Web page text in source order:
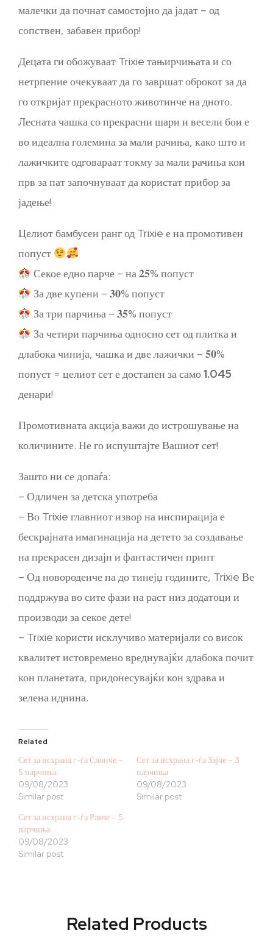
малечки да почнат самостојно да јадат – од
сопствен, забавен прибор!
Децата ги обожуваат Trixie тањирчињата и со
нетрпение очекуваат да го завршат оброкот за да
го откријат прекрасното животинче на дното.
Лесната чашка со прекрасни шари и весели бои е
во идеална големина за мали рачиња, како што и
лажичките одговараат токму за мали рачиња кои
прв за пат започнуваат да користат прибор за
јадење!
Целиот бамбусен ранг од Trixie е на промотивен
попуст
Секое едно парче – на 𝟐𝟓% попуст
За две купени – 𝟑𝟎% попуст
За три парчиња – 𝟑𝟓% попуст
За четири парчиња односно сет од плитка и
длабока чинија, чашка и две лажички – 𝟓𝟎%
попуст = целиот сет е достапен за само1.045
денари!
Промотивната акција важи до истрошување на
количините. Не го испуштајте Вашиот сет!
Зашто ни се допаѓа:
– Одличен за детска употреба
– Во Trixie главниот извор на инспирација е
бескрајната имагинација на детето за создавање
на прекрасен дизајн и фантастичен принт
– Од новороденче па до тинејџ годините, Trixie Ве
поддржува во сите фази на раст низ додатоци и
производи за секое дете!
– Trixie користи исклучиво материјали со висок
квалитет истовремено вреднувајќи длабока почит
кон планетата, придонесувајќи кон здрава и
зелена иднина.
Related
Сет за исхрана г-ѓа Слонче –
5 парчиња
09/08/2023
Similar post
Сет за исхрана г-ѓа Зајче – 3
парчиња
09/08/2023
Similar post
Сет за исхрана г-ѓа Ракче – 5
парчиња
09/08/2023
Similar post
Related Products